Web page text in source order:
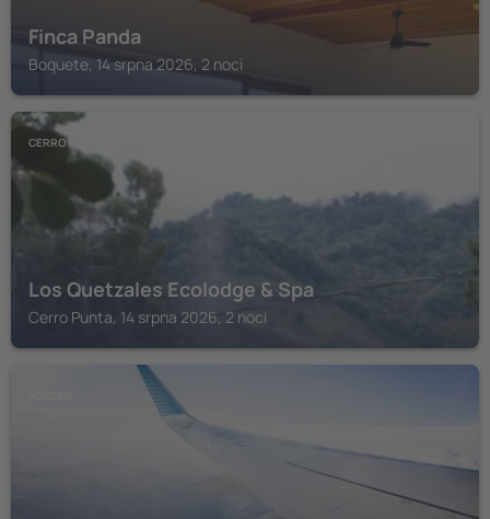
Finca Panda
Boquete, 14 srpna 2026, 2 noci
CERRO PUNTA
Los Quetzales Ecolodge & Spa
Cerro Punta, 14 srpna 2026, 2 noci